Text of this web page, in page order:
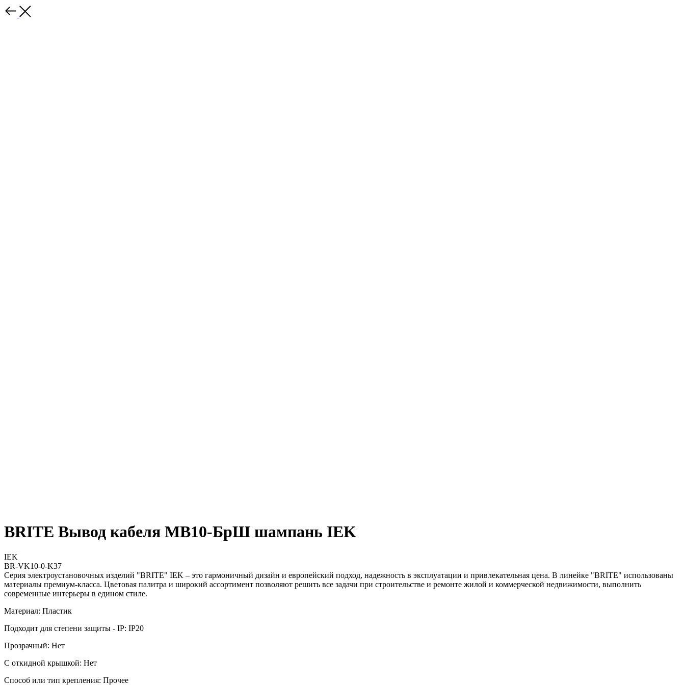
BRITE Вывод кабеля МВ10-БрШ шампань IEK
IEK
BR-VK10-0-K37
Серия электроустановочных изделий "BRITE" IEK – это гармоничный дизайн и европейский подход, надежность в эксплуатации и привлекательная цена. В линейке "BRITE" использованы
материалы премиум-класса. Цветовая палитра и широкий ассортимент позволяют решить все задачи при строительстве и ремонте жилой и коммерческой недвижимости, выполнить
современные интерьеры в едином стиле.
Материал: Пластик
Подходит для степени защиты - IP: IP20
Прозрачный: Нет
С откидной крышкой: Нет
Способ или тип крепления: Прочее